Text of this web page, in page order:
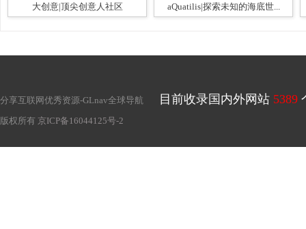
大创意|顶尖创意人社区 aQuatilis|探索未知的海底世...
分享互联网优秀资源-GLnav全球导航 目前收录国内外网站 5389
版权所有 京ICP备16044125号-2